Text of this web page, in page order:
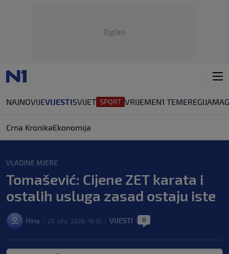
Oglas
NAJNOVIJEVIJESTISVIJET VRIJEMEN1 TEMEREGIJA
Crna KronikaEkonomija
VLADINE MJERE
Tomašević: Cijene ZET karata i
ostalih usluga zasad ostaju iste
Hina 25. ožu. 2026. 18:01 VIJESTI 0